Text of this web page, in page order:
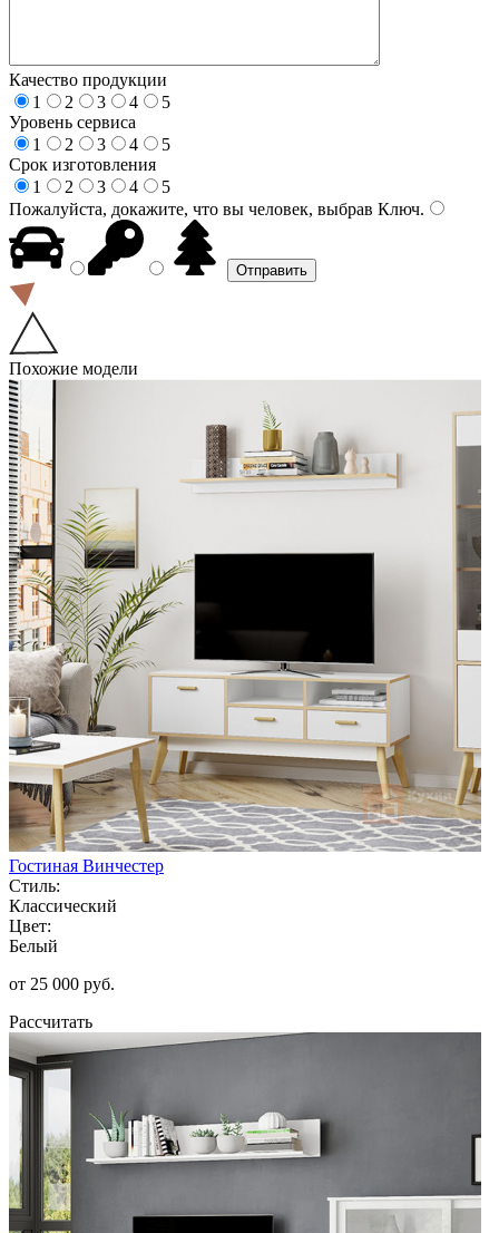
Качество продукции
1
2 3 4
5
Уровень сервиса
1
2 3 4
5
Срок изготовления
1
2 3 4
5
Пожалуйста, докажите, что вы человек, выбрав Ключ.
Похожие модели
Гостиная Винчестер
Стиль:
Классический
Цвет:
Белый
от 25 000 руб.
Рассчитать